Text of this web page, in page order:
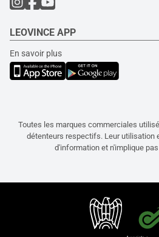
LEOVINCE APP
En savoir plus
Toutes les marques commerciales
détenteurs respectifs. Leur utilisation
d'information et n'implique